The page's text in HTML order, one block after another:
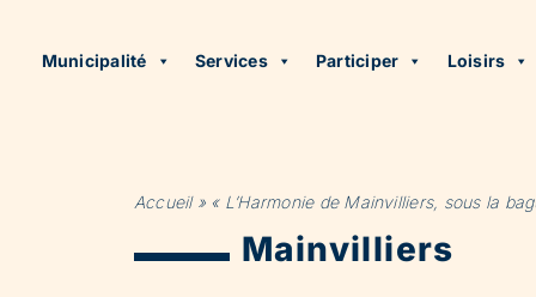
Municipalité Services Participer Loisirs
Accueil» « L’Harmonie de Mainvilliers, sous la
Mainvilliers